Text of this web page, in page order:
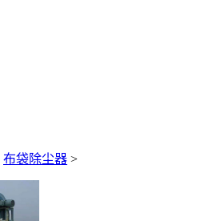
布袋除尘器 >